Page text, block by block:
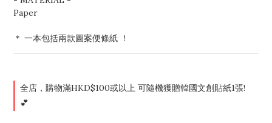
Paper
＊ 一本包括兩款圖案便條紙 ！
全店，購物滿HKD$100或以上 可隨機獲贈韓國文創貼紙1張!
💕